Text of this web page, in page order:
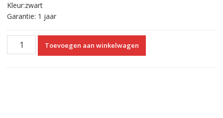
Kleur:zwart
Garantie: 1 jaar
Originele
Toevoegen aan winkelwagen